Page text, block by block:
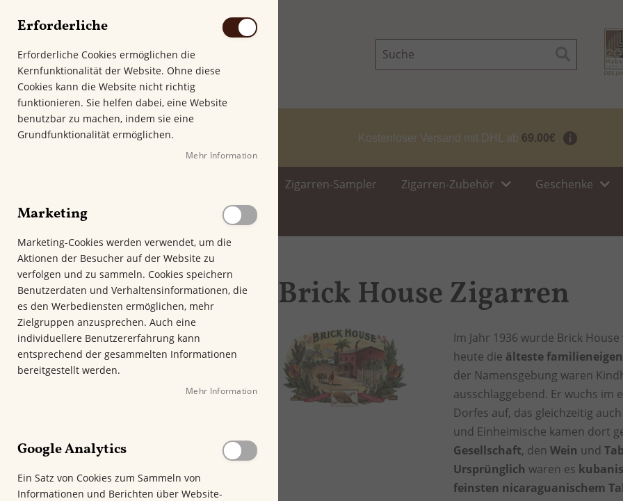
Suche
Kostenloser Versand mit DHL ab 69.00€.
Zigarren-Sampler Zigarren-Zubehör Geschenke
Spirituosenwelt
Startseite Brick House Zigarren
Brick House Zigarren
Im Jahr 1936 wurde Brick
heute die älteste
der Namensgebung waren
ausschlaggebend. Er wuchs im
Dorfes auf, das gleichzeitig
und Einheimische kamen dort
Gesellschaft, denWein und
Ursprünglich waren es
feinsten nicaraguanischem
Genussfilter
Aroma
Format
Länge
Rauchdauer in Minuten
Empfehlung
Erforderliche
Erforderliche Cookies ermöglichen die
Kernfunktionalität der Website. Ohne diese
Cookies kann die Website nicht richtig
funktionieren. Sie helfen dabei, eine Website
benutzbar zu machen, indem sie eine
Grundfunktionalität ermöglichen.
Mehr Information
Marketing
Marketing-Cookies werden verwendet, um die
Aktionen der Besucher auf der Website zu
verfolgen und zu sammeln. Cookies speichern
Benutzerdaten und Verhaltensinformationen, die
es den Werbediensten ermöglichen, mehr
Zielgruppen anzusprechen. Auch eine
individuellere Benutzererfahrung kann
entsprechend der gesammelten Informationen
bereitgestellt werden.
Mehr Information
Google Analytics
Ein Satz von Cookies zum Sammeln von
Informationen und Berichten über Website-